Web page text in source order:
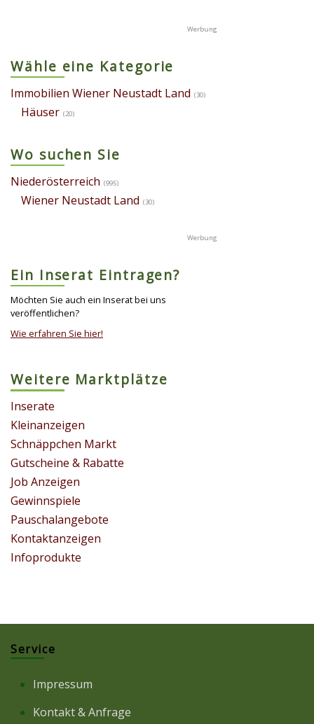
Wähle eine Kategorie
Immobilien Wiener Neustadt Land (30)
Häuser (20)
Wo suchen Sie
Niederösterreich (995)
Wiener Neustadt Land (30)
Ein Inserat Eintragen?
Möchten Sie auch ein Inserat bei uns
veröffentlichen?
Wie erfahren Sie hier!
Weitere Marktplätze
Inserate
Kleinanzeigen
Schnäppchen Markt
Gutscheine & Rabatte
Job Anzeigen
Gewinnspiele
Pauschalangebote
Kontaktanzeigen
Infoprodukte
Service
Impressum
Kontakt & Anfrage